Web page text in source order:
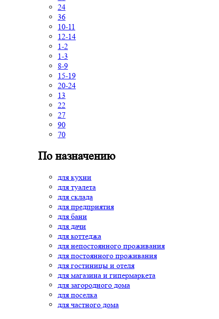
24
36
10-11
12-14
1-2
1-3
8-9
15-19
20-24
13
22
27
90
70
По назначению
для кухни
для туалета
для склада
для предприятия
для бани
для дачи
для коттеджа
для непостоянного проживания
для постоянного проживания
для гостиницы и отеля
для магазина и гипермаркета
для загородного дома
для поселка
для частного дома